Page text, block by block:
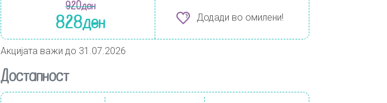
920ден
828ден Додади во омилени!
Акцијата важи до 31.07.2026
Достапност